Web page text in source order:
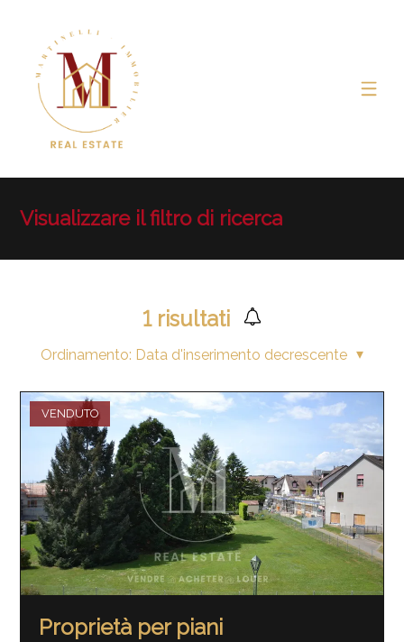
Visualizzare il filtro di ricerca
1risultati
Ordinamento: Data d'inserimento decrescente
VENDUTO
Proprietà per piani